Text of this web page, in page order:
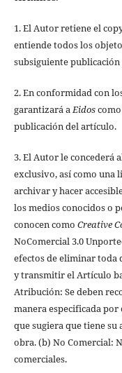
1. El Autor retiene el
entiende todos los
subsiguiente
2. En conformidad con
garantizará aEidoscomo
publicación del artículo.
3. El Autor le concederá
exclusivo, así como una
archivar y hacer
los medios conocidos o
conocen como Creative
NoComercial 3.0
efectos de eliminar
y transmitir el Artículo
Atribución: Se deben
manera especificada
que sugiera que tiene su
obra. (b) No Comercial:
comerciales.